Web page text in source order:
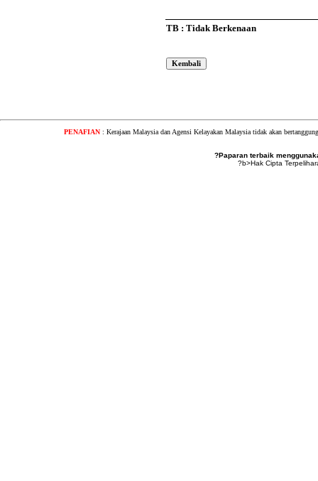
TB : Tidak Berkenaan
PENAFIAN : Kerajaan Malaysia dan Agensi Kelayakan Malaysia tidak akan
?Paparan terbaik
?b>Hak Cipta